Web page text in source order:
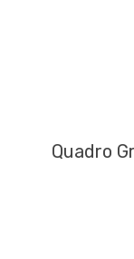
Quadro